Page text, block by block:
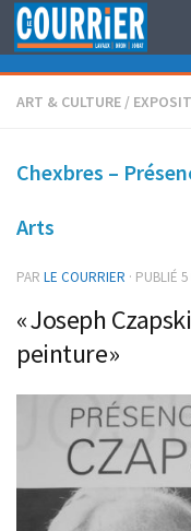
Au dessous du
ART & CULTURE /
Chexbres –
Arts
PAR LE COURRIER · PUBLIÉ 5
« Joseph
peinture »